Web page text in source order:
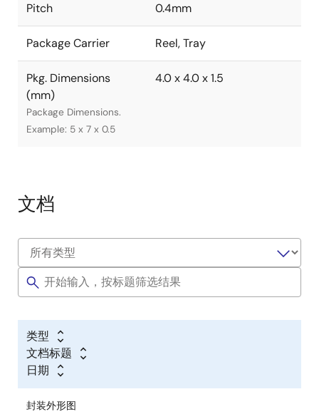
Pitch 0.4mm
Package Carrier Reel, Tray
Pkg. Dimensions
(mm)
Package Dimensions.
Example: 5 x 7 x 0.5
4.0 x 4.0 x 1.5
文档
类型
文档标题
日期
封装外形图